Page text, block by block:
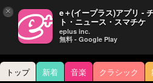
トップ 新着 音楽 クラシック
× e＋(イープラス)アプリ -
ト・ニュース・スマチケ
eplus inc.
無料 - Google Play